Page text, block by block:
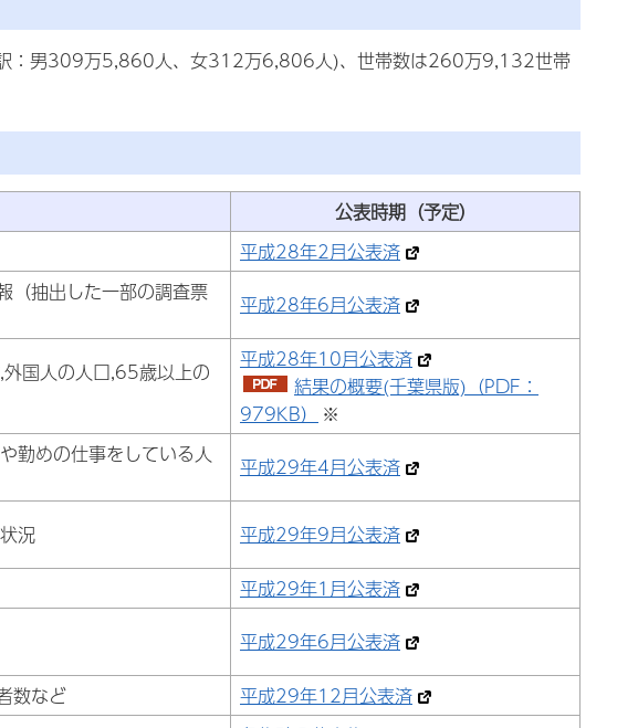
：男309万5,860人、女312万6,806人)、世帯数は260万9,132世帯
公表時期（予定）
平成28年2月公表済
（抽出した一部の調査票
平成28年6月公表済
国人の人口,65歳以上の
平成28年10月公表済
結果の概要(千葉県版)（PDF：
979KB）
※
勤めの仕事をしている人
平成29年4月公表済
況
平成29年9月公表済
平成29年1月公表済
平成29年6月公表済
数など
平成29年12月公表済